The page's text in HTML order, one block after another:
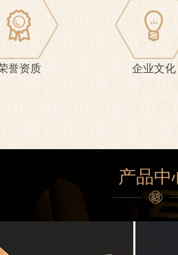
誉资质 企业文化
产品中